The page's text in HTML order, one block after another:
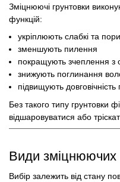
Зміцнюючі грунтовки
функцій:
укріплюють слабкі та
зменшують пилення
покращують зчеплення з
знижують поглинання
підвищують довговічність
Без такого типу грунтовки
відшаровуватися або
Види зміцнюючих
Вибір залежить від стану